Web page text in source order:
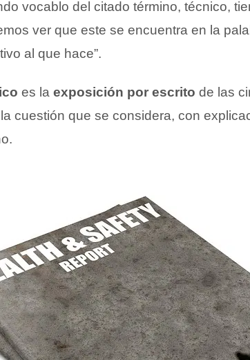
vocablo del citado término, técnico,
ver que este se encuentra en la
al que hace”.
es la exposición por escrito de las
cuestión que se considera, con